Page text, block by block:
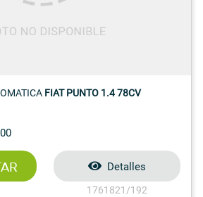
FIAT PUNTO 1.4 78CV
Detalles
1761821/192